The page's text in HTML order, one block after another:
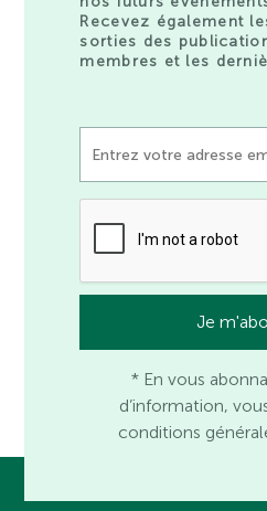
Recevez également
sorties des
membres et les
* En vous
d’information,
conditions